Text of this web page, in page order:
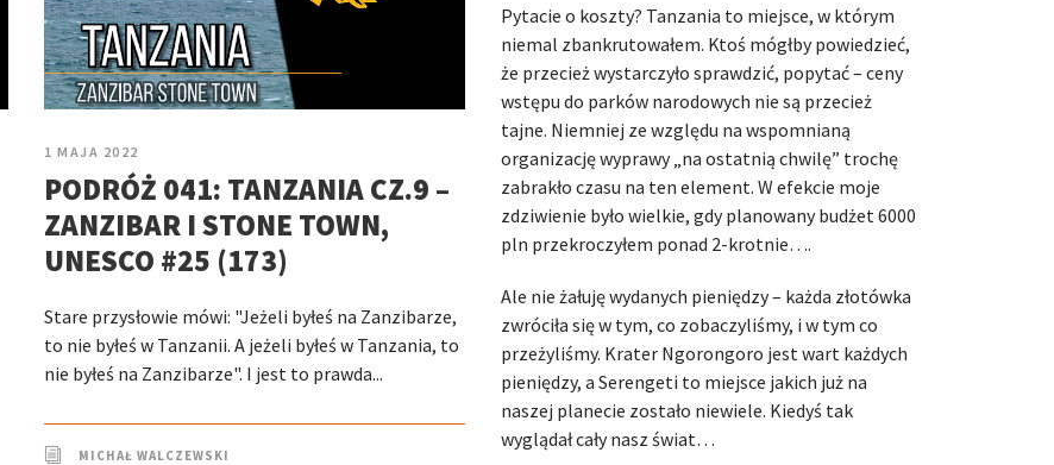
1 MAJA 2022
PODRÓŻ 041: TANZANIA CZ.9 –
ZANZIBAR I STONE TOWN,
UNESCO #25 (173)
Stare przysłowie mówi: "Jeżeli byłeś na Zanzibarze,
to nie byłeś w Tanzanii. A jeżeli byłeś w Tanzania, to
nie byłeś na Zanzibarze". I jest to prawda...
MICHAŁ WALCZEWSKI
Pytacie o koszty? Tanzania to miejsce, w którym
niemal zbankrutowałem. Ktoś mógłby powiedzieć,
że przecież wystarczyło sprawdzić, popytać – ceny
wstępu do parków narodowych nie są przecież
tajne. Niemniej ze względu na wspomnianą
organizację wyprawy „na ostatnią chwilę” trochę
zabrakło czasu na ten element. W efekcie moje
zdziwienie było wielkie, gdy planowany budżet 6000
pln przekroczyłem ponad 2-krotnie….
Ale nie żałuję wydanych pieniędzy – każda złotówka
zwróciła się w tym, co zobaczyliśmy, i w tym co
przeżyliśmy. Krater Ngorongoro jest wart każdych
pieniędzy, a Serengeti to miejsce jakich już na
naszej planecie zostało niewiele. Kiedyś tak
wyglądał cały nasz świat…